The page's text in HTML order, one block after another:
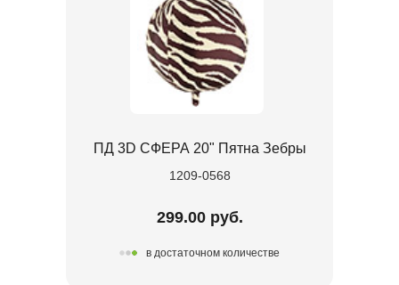
ПД 3D СФЕРА 20" Пятна Зебры
1209-0568
299.00 руб.
в достаточном количестве